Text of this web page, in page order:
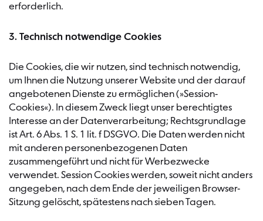
erforderlich.
3. Technisch notwendige Cookies
Die Cookies, die wir nutzen, sind technisch notwendig,
um Ihnen die Nutzung unserer Website und der darauf
angebotenen Dienste zu ermöglichen (»Session-
Cookies«). In diesem Zweck liegt unser berechtigtes
Interesse an der Datenverarbeitung; Rechtsgrundlage
ist Art. 6 Abs. 1 S. 1 lit. f DSGVO. Die Daten werden nicht
mit anderen personenbezogenen Daten
zusammengeführt und nicht für Werbezwecke
verwendet. Session Cookies werden, soweit nicht anders
angegeben, nach dem Ende der jeweiligen Browser-
Sitzung gelöscht, spätestens nach sieben Tagen.